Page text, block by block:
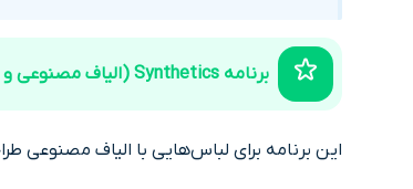
برنامه Synthetics (الیاف مصنوعی و پلی‌استر)
این برنامه برای لباس‌هایی با الیاف مصنوعی